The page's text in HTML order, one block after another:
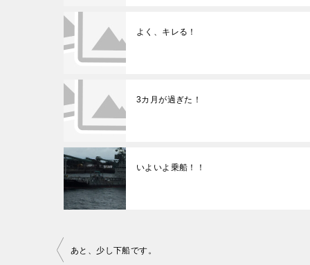
よく、キレる！
3カ月が過ぎた！
いよいよ乗船！！
投
あと、少し下船です。